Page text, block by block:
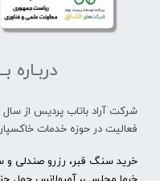
دربـاره
فعالیت در حوزه خدمات
خرید سنگ قبر، رزرو صندلی و